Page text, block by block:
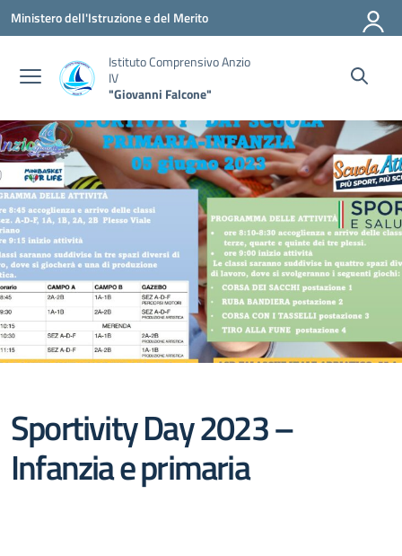
Vai ai contenuti
Vai al menu di navigazione
Vai al footer
Ministero dell'Istruzione e del Merito
Istituto Comprensivo Anzio
IV
"Giovanni Falcone"
Sportivity Day 2023 –
Infanzia e primaria